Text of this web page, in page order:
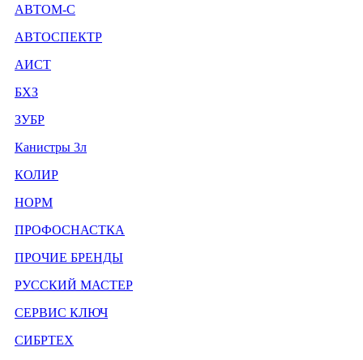
АВТОМ-С
АВТОСПЕКТР
АИСТ
БХЗ
ЗУБР
Канистры 3л
КОЛИР
НОРМ
ПРОФОСНАСТКА
ПРОЧИЕ БРЕНДЫ
РУССКИЙ МАСТЕР
СЕРВИС КЛЮЧ
СИБРТЕХ